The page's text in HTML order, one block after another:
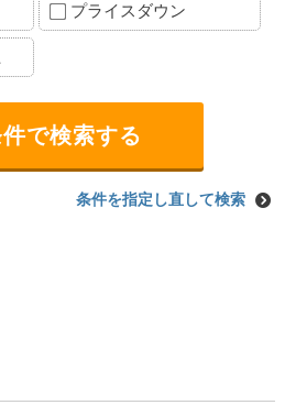
プライスダウン
条件を指定し直して検索